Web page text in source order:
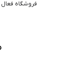
فروشگاه فعال